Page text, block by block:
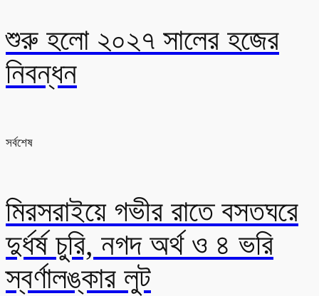
শুরু হলো ২০২৭ সালের হজের
নিবন্ধন
সর্বশেষ
মিরসরাইয়ে গভীর রাতে বসতঘরে
দুর্ধর্ষ চুরি, নগদ অর্থ ও ৪ ভরি
স্বর্ণালঙ্কার লুট